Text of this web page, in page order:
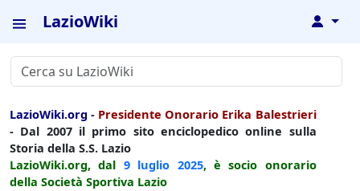
LazioWiki ↓
LazioWiki.org - Presidente Onorario Erika Balestrieri
- Dal 2007 il primo sito enciclopedico online sulla
Storia della S.S. Lazio
LazioWiki.org, dal 9 luglio 2025, è socio onorario
della Società Sportiva Lazio